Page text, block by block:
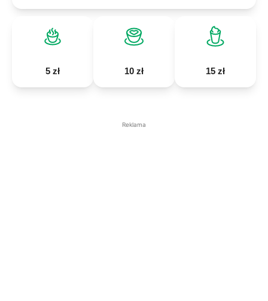
5 zł 10 zł 15 zł
Reklama